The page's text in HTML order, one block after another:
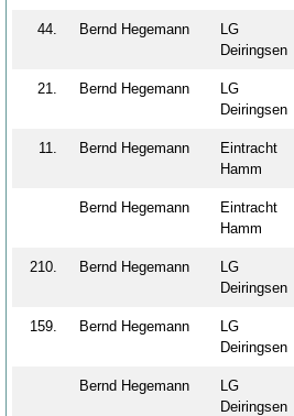
44. Bernd Hegemann
LG
Deiringsen
21. Bernd Hegemann
LG
Deiringsen
11. Bernd Hegemann
Eintracht
Hamm
Bernd Hegemann
Eintracht
Hamm
210. Bernd Hegemann
LG
Deiringsen
159. Bernd Hegemann
LG
Deiringsen
Bernd Hegemann
LG
Deiringsen